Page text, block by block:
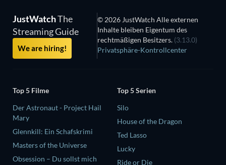
JustWatchThe
Streaming Guide
We are hiring!
© 2026 JustWatch Alle externen
Inhalte bleiben Eigentum des
rechtmäßigen Besitzers. (3.13.0)
Privatsphäre-Kontrollcenter
Top 5 Filme
Der Astronaut - Project Hail
Mary
Glennkill: Ein Schafskrimi
Masters of the Universe
Obsession – Du sollst mich
Top 5 Serien
Silo
House of the Dragon
Ted Lasso
Lucky
Ride or Die